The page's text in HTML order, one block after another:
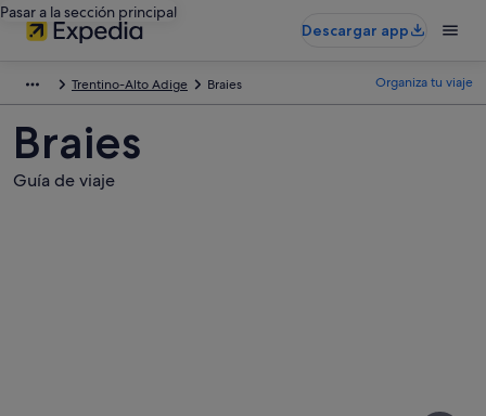
Pasar a la sección principal
Descargar app
Trentino-Alto Adige Braies Organiza tu viaje
Braies
Guía de viaje